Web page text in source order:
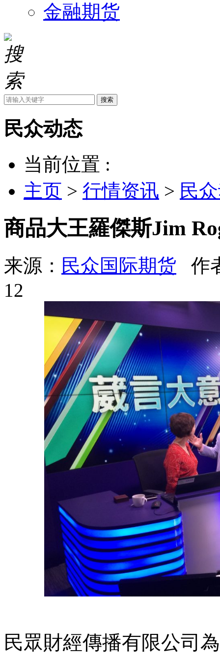
金融期货
搜索
民众动态
当前位置 :
主页 > 行情资讯 > 民
商品大王羅傑斯Jim
来源： 民众国际期货 作
12
民眾財經傳播有限公司